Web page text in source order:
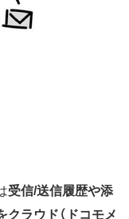
受信/送信履歴や添
クラウド（ドコモメ